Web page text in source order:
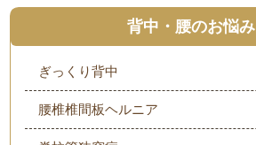
背中・腰のお悩み
ぎっくり背中
腰椎椎間板ヘルニア